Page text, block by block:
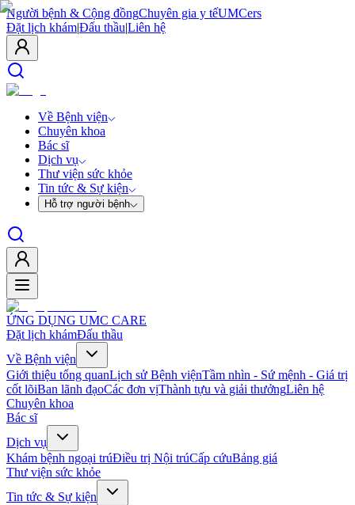
Người bệnh & Cộng đồngChuyên gia y tếUMCers
Đặt lịch khám|Đấu thầu|Liên hệ
Về Bệnh viện
Chuyên khoa
Bác sĩ
Dịch vụ
Thư viện sức khỏe
Tin tức & Sự kiện
Hỗ trợ người bệnh
ỨNG DỤNG UMC CARE
Đặt lịch khámĐấu thầu
Về Bệnh viện
Giới thiệu tổng quanLịch sử Bệnh việnTầm nhìn - Sứ mệnh - Giá trị
cốt lõiBan lãnh đạoCác đơn vịThành tựu và giải thưởngLiên hệ
Chuyên khoa
Bác sĩ
Dịch vụ
Khám bệnh ngoại trúĐiều trị Nội trúCấp cứuBảng giá
Thư viện sức khỏe
Tin tức & Sự kiện